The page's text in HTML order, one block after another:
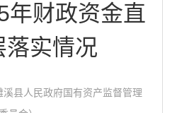
年财政资金直
落实情况
县人民政府国有资产监督管理